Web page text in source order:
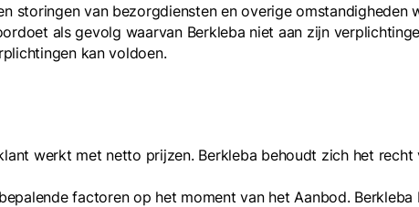
storingen van bezorgdiensten en overige
als gevolg waarvan Berkleba niet aan zijn
kan voldoen.
werkt met netto prijzen. Berkleba behoudt zich het
factoren op het moment van het Aanbod.